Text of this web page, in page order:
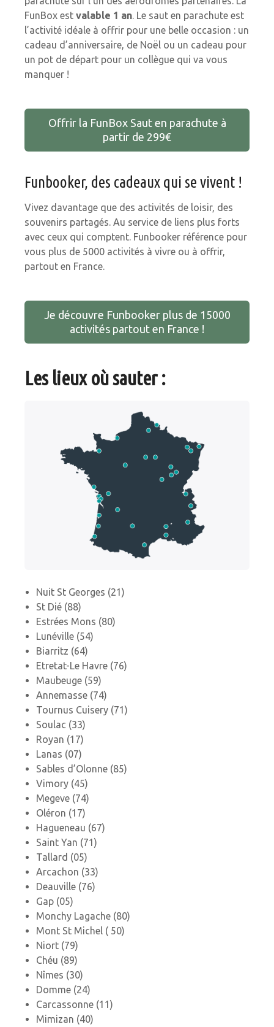
FunBox est valable 1 an. Le saut en parachute est
l’activité idéale à offrir pour une belle occasion : un
cadeau d’anniversaire, de Noël ou un cadeau pour
un pot de départ pour un collègue qui va vous
manquer !
Offrir la FunBox Saut en parachute à
partir de 299€
Funbooker, des cadeaux qui se vivent !
Vivez davantage que des activités de loisir, des
souvenirs partagés. Au service de liens plus forts
avec ceux qui comptent. Funbooker référence pour
vous plus de 5000 activités à vivre ou à offrir,
partout en France.
Je découvre Funbooker plus de 15000
activités partout en France !
Les lieux où sauter :
Nuit St Georges (21)
St Dié (88)
Estrées Mons (80)
Lunéville (54)
Biarritz (64)
Etretat-Le Havre (76)
Maubeuge (59)
Annemasse (74)
Tournus Cuisery (71)
Soulac (33)
Royan (17)
Lanas (07)
Sables d’Olonne (85)
Vimory (45)
Megeve (74)
Oléron (17)
Hagueneau (67)
Saint Yan (71)
Tallard (05)
Arcachon (33)
Deauville (76)
Gap (05)
Monchy Lagache (80)
Mont St Michel ( 50)
Niort (79)
Chéu (89)
Nîmes (30)
Domme (24)
Carcassonne (11)
Mimizan (40)